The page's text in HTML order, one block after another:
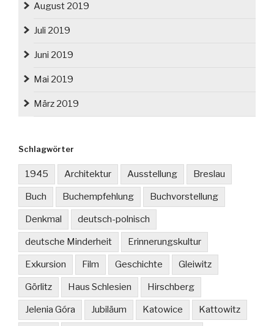
August 2019
Juli 2019
Juni 2019
Mai 2019
März 2019
Schlagwörter
1945 Architektur Ausstellung Breslau
Buch Buchempfehlung Buchvorstellung
Denkmal deutsch-polnisch
deutsche Minderheit Erinnerungskultur
Exkursion Film Geschichte Gleiwitz
Görlitz Haus Schlesien Hirschberg
Jelenia Góra Jubiläum Katowice Kattowitz